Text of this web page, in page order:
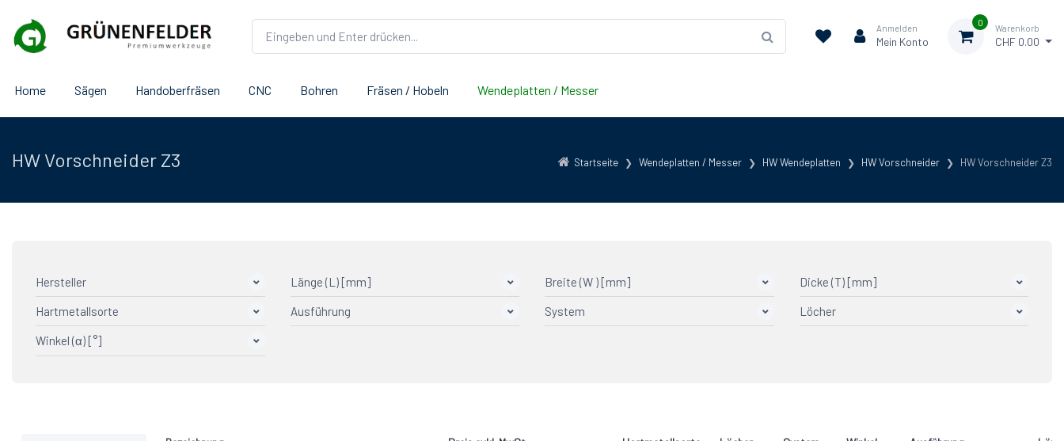
Anmelden
Mein Konto
0
Warenkorb
CHF 0.00
Home Sägen Handoberfräsen CNC Bohren Fräsen / Hobeln Wendeplatten / Messer
Startseite Wendeplatten / Messer HW Wendeplatten HW Vorschneider HW Vorschneider Z3
HW Vorschneider Z3
Hersteller
AGEFA Präzisionswerkzeuge
Klein
Länge (L) [mm] Breite (W ) [mm] Dicke (T) [mm]
Hartmetallsorte
CTOPP10
Ausführung System Löcher
Winkel (α) [°]